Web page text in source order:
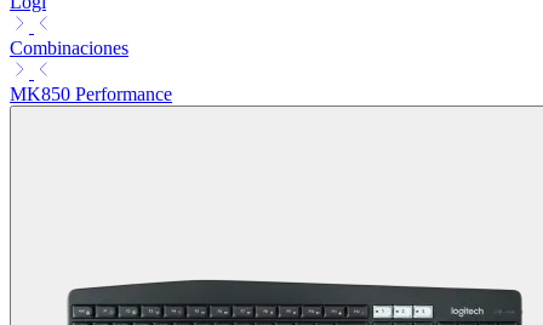
Combinaciones
MK850 Performance